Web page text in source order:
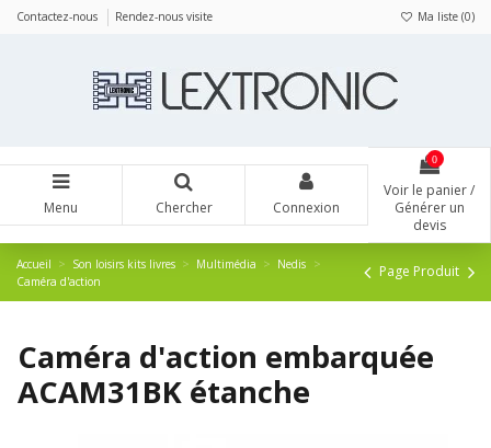
Contactez-nous Rendez-nous visite Ma liste (0)
Menu Chercher Connexion
0
Voir le panier /
Générer un
devis
Accueil Son loisirs kits livres Multimédia
Nedis
Caméra d'action
Page Produit
Caméra d'action embarquée
ACAM31BK étanche
Panneau de gestion des cookies